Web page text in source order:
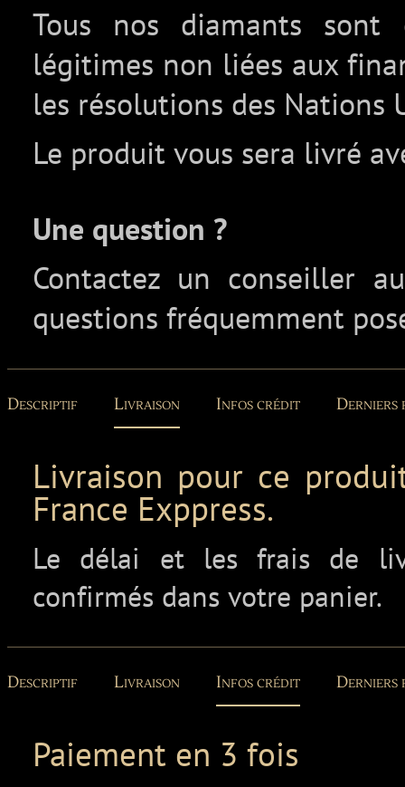
Tous nos diamants
légitimes non liées aux
les résolutions des Nations
Le produit vous sera livré
Une question ?
Contactez un conseiller
questions fréquemment
Descriptif Livraison Infos crédit Derniers
Livraison pour ce
France Exppress.
Le délai et les frais de
confirmés dans votre panier.
Descriptif Livraison Infos crédit Derniers
Paiement en 3 fois